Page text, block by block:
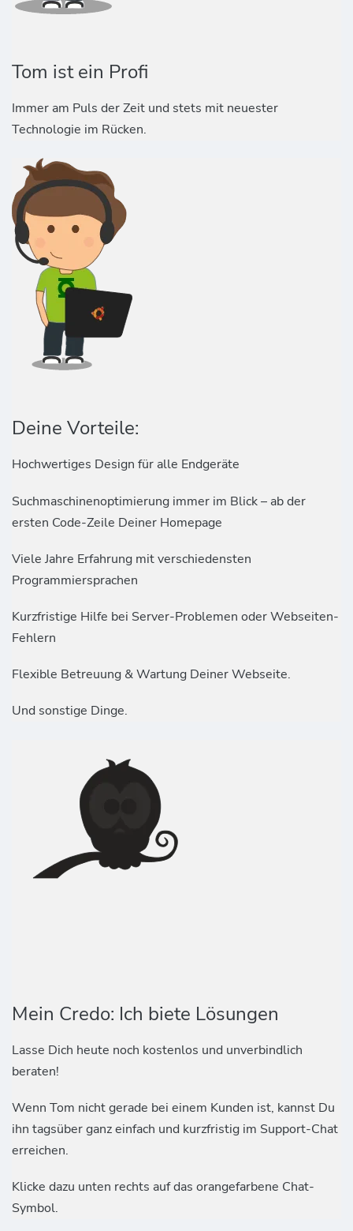
Tom ist ein Profi
Immer am Puls der Zeit und stets mit neuester
Technologie im Rücken.
Deine Vorteile:
Hochwertiges Design für alle Endgeräte
Suchmaschinenoptimierung immer im Blick – ab der
ersten Code-Zeile Deiner Homepage
Viele Jahre Erfahrung mit verschiedensten
Programmiersprachen
Kurzfristige Hilfe bei Server-Problemen oder Webseiten-
Fehlern
Flexible Betreuung & Wartung Deiner Webseite.
Und sonstige Dinge.
Mein Credo: Ich biete Lösungen
Lasse Dich heute noch kostenlos und unverbindlich
beraten!
Wenn Tom nicht gerade bei einem Kunden ist, kannst Du
ihn tagsüber ganz einfach und kurzfristig im Support-Chat
erreichen.
Klicke dazu unten rechts auf das orangefarbene Chat-
Symbol.